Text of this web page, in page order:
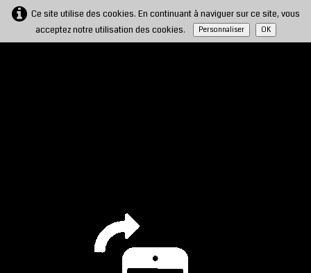
Ce site utilise des cookies. En continuant à naviguer sur ce site, vous
acceptez notre utilisation des cookies.
Personnaliser OK